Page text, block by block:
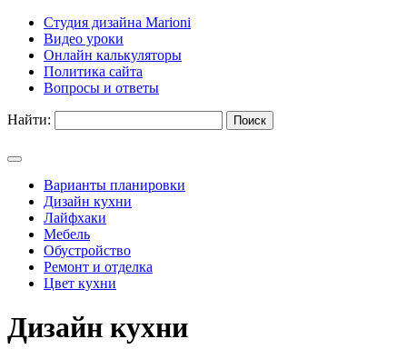
Студия дизайна Marioni
Видео уроки
Онлайн калькуляторы
Политика сайта
Вопросы и ответы
Найти:
Варианты планировки
Дизайн кухни
Лайфхаки
Мебель
Обустройство
Ремонт и отделка
Цвет кухни
Дизайн кухни